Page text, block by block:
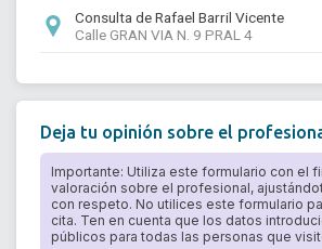
Consulta de Rafael Barril Vicente
Calle GRAN VIA N. 9 PRAL 4
Deja tu opinión sobre el
Importante: Utiliza este formulario con el
valoración sobre el profesional,
con respeto. No utilices este formulario
cita. Ten en cuenta que los datos
públicos para todas las personas que